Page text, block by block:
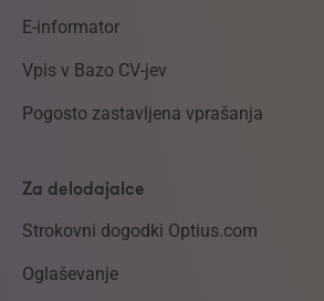
E-informator
Vpis v Bazo CV-jev
Pogosto zastavljena vprašanja
Za delodajalce
Strokovni dogodki Optius.com
Oglaševanje